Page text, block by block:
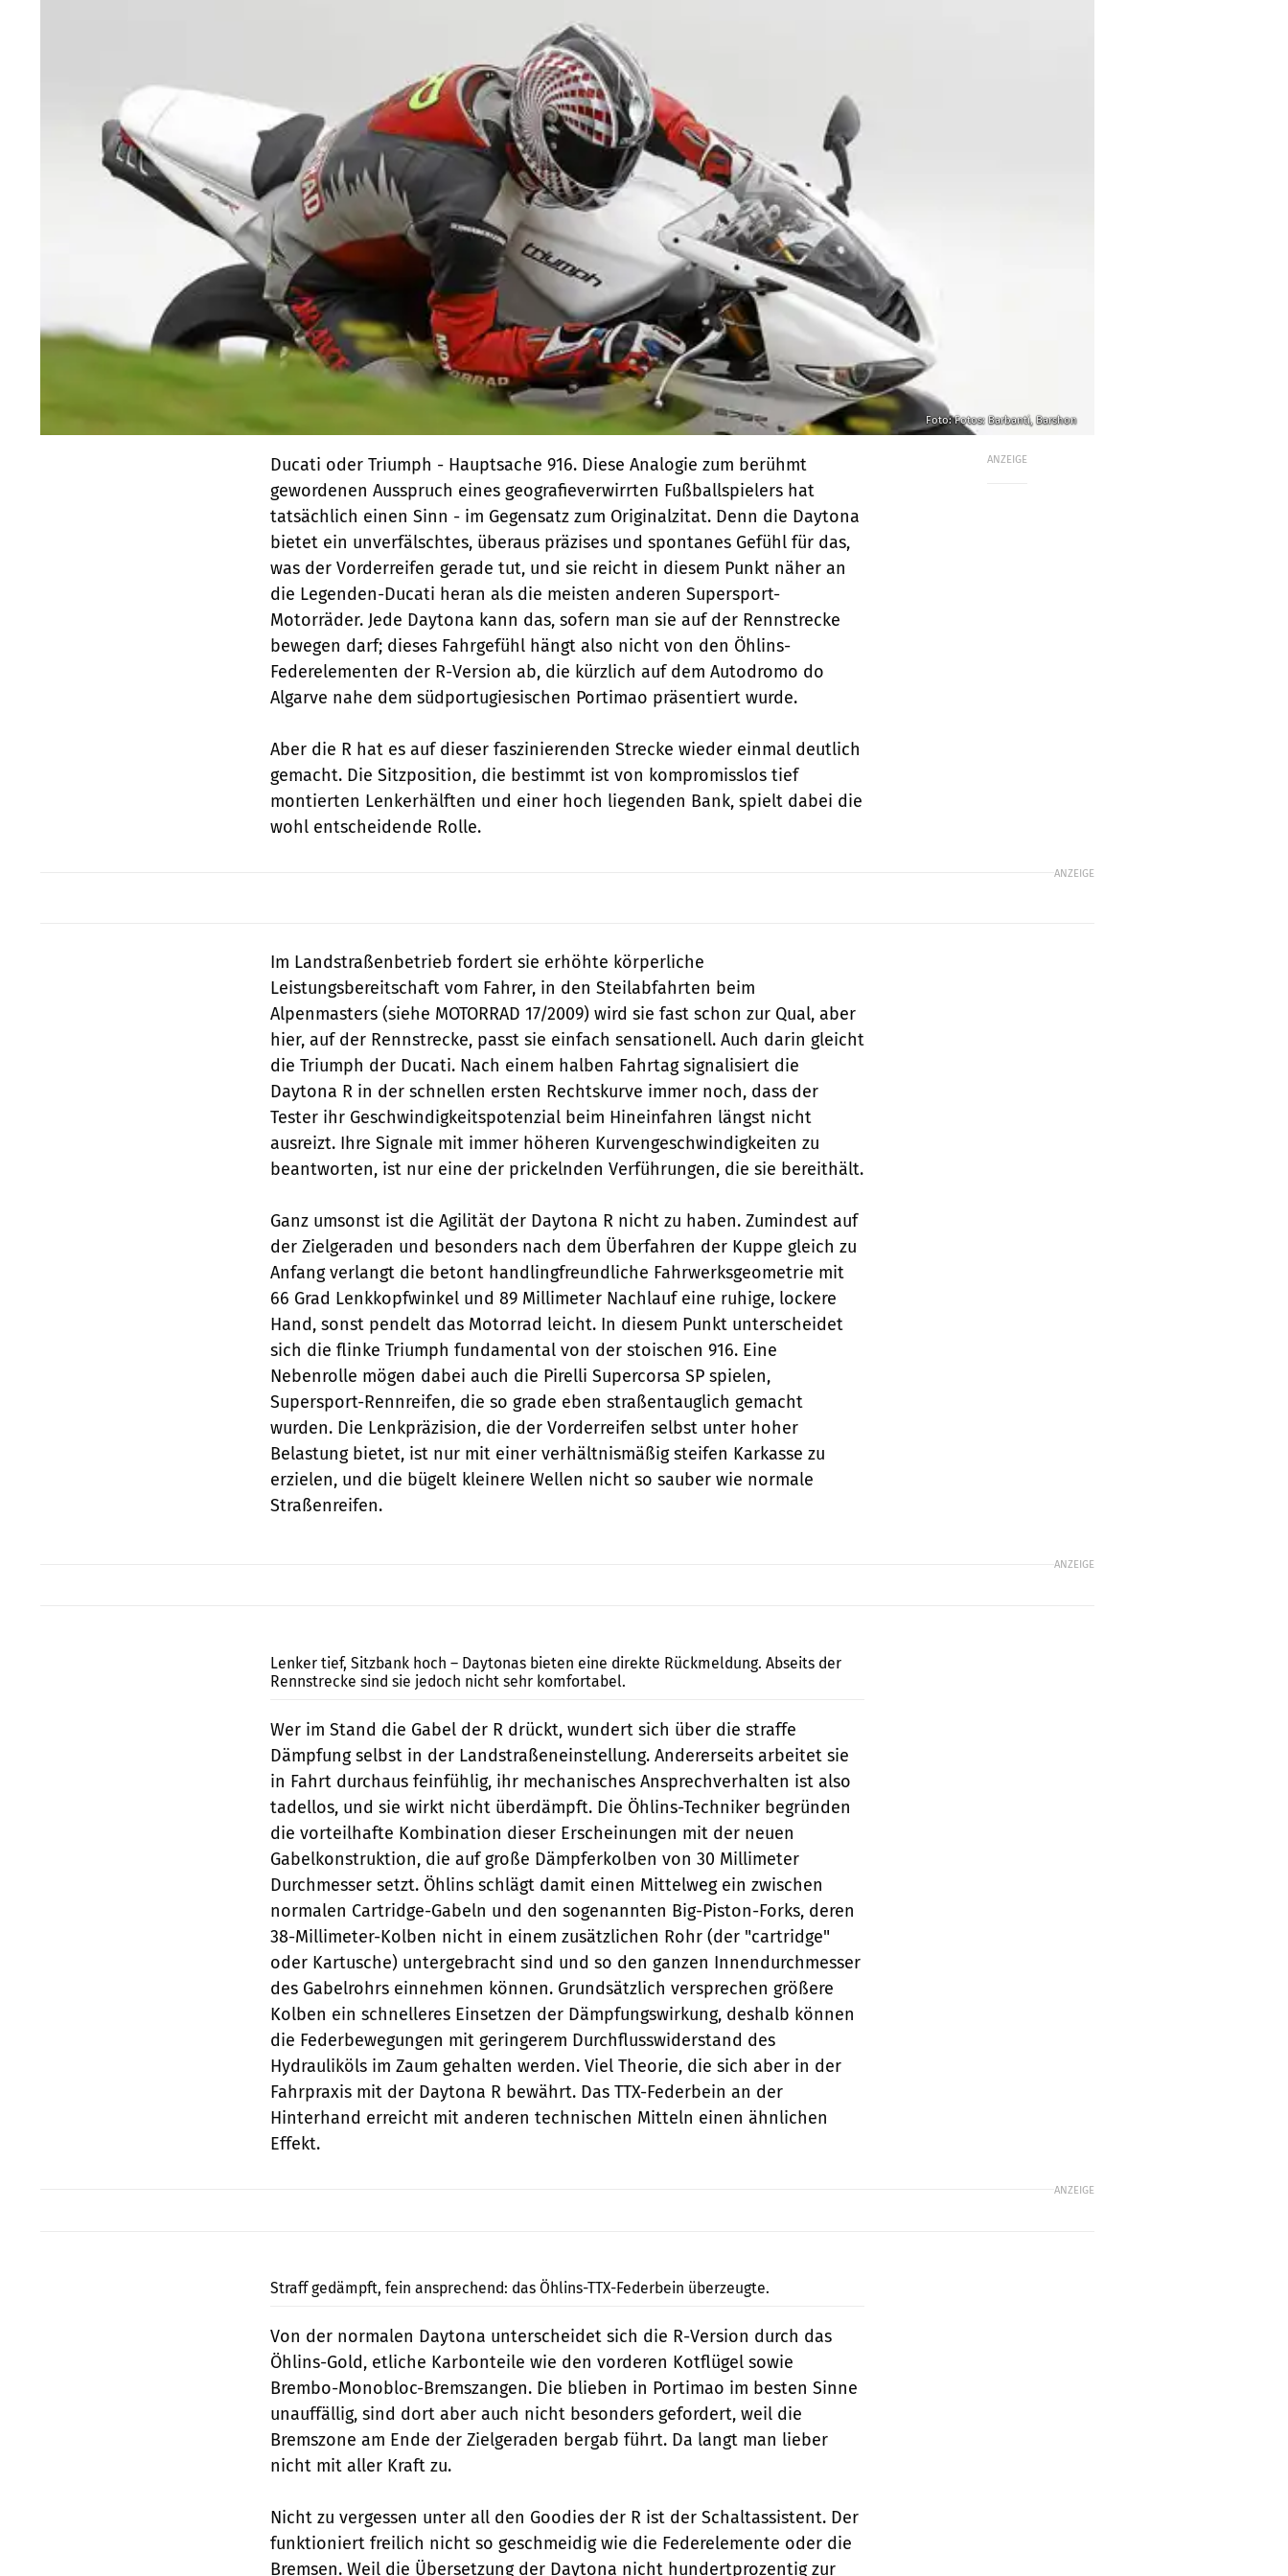
Foto: Fotos: Barbanti, Barshon
ANZEIGE
Ducati oder Triumph - Hauptsache 916. Diese Analogie zum berühmt
gewordenen Ausspruch eines geografieverwirrten Fußballspielers hat
tatsächlich einen Sinn - im Gegensatz zum Originalzitat. Denn die Daytona
bietet ein unverfälschtes, überaus präzises und spontanes Gefühl für das,
was der Vorderreifen gerade tut, und sie reicht in diesem Punkt näher an
die Legenden-Ducati heran als die meisten anderen Supersport-
Motorräder. Jede Daytona kann das, sofern man sie auf der Rennstrecke
bewegen darf; dieses Fahrgefühl hängt also nicht von den Öhlins-
Federelementen der R-Version ab, die kürzlich auf dem Autodromo do
Algarve nahe dem südportugiesischen Portimao präsentiert wurde.
Aber die R hat es auf dieser faszinierenden Strecke wieder einmal deutlich
gemacht. Die Sitzposition, die bestimmt ist von kompromisslos tief
montierten Lenkerhälften und einer hoch liegenden Bank, spielt dabei die
wohl entscheidende Rolle.
ANZEIGE
Im Landstraßenbetrieb fordert sie erhöhte körperliche
Leistungsbereitschaft vom Fahrer, in den Steilabfahrten beim
Alpenmasters (siehe MOTORRAD 17/2009) wird sie fast schon zur Qual, aber
hier, auf der Rennstrecke, passt sie einfach sensationell. Auch darin gleicht
die Triumph der Ducati. Nach einem halben Fahrtag signalisiert die
Daytona R in der schnellen ersten Rechtskurve immer noch, dass der
Tester ihr Geschwindigkeitspotenzial beim Hineinfahren längst nicht
ausreizt. Ihre Signale mit immer höheren Kurvengeschwindigkeiten zu
beantworten, ist nur eine der prickelnden Verführungen, die sie bereithält.
Ganz umsonst ist die Agilität der Daytona R nicht zu haben. Zumindest auf
der Zielgeraden und besonders nach dem Überfahren der Kuppe gleich zu
Anfang verlangt die betont handlingfreundliche Fahrwerksgeometrie mit
66 Grad Lenkkopfwinkel und 89 Millimeter Nachlauf eine ruhige, lockere
Hand, sonst pendelt das Motorrad leicht. In diesem Punkt unterscheidet
sich die flinke Triumph fundamental von der stoischen 916. Eine
Nebenrolle mögen dabei auch die Pirelli Supercorsa SP spielen,
Supersport-Rennreifen, die so grade eben straßentauglich gemacht
wurden. Die Lenkpräzision, die der Vorderreifen selbst unter hoher
Belastung bietet, ist nur mit einer verhältnismäßig steifen Karkasse zu
erzielen, und die bügelt kleinere Wellen nicht so sauber wie normale
Straßenreifen.
ANZEIGE
Lenker tief, Sitzbank hoch – Daytonas bieten eine direkte Rückmeldung. Abseits der
Rennstrecke sind sie jedoch nicht sehr komfortabel.
Wer im Stand die Gabel der R drückt, wundert sich über die straffe
Dämpfung selbst in der Landstraßeneinstellung. Andererseits arbeitet sie
in Fahrt durchaus feinfühlig, ihr mechanisches Ansprechverhalten ist also
tadellos, und sie wirkt nicht überdämpft. Die Öhlins-Techniker begründen
die vorteilhafte Kombination dieser Erscheinungen mit der neuen
Gabelkonstruktion, die auf große Dämpferkolben von 30 Millimeter
Durchmesser setzt. Öhlins schlägt damit einen Mittelweg ein zwischen
normalen Cartridge-Gabeln und den sogenannten Big-Piston-Forks, deren
38-Millimeter-Kolben nicht in einem zusätzlichen Rohr (der "cartridge"
oder Kartusche) untergebracht sind und so den ganzen Innendurchmesser
des Gabelrohrs einnehmen können. Grundsätzlich versprechen größere
Kolben ein schnelleres Einsetzen der Dämpfungswirkung, deshalb können
die Federbewegungen mit geringerem Durchflusswiderstand des
Hydrauliköls im Zaum gehalten werden. Viel Theorie, die sich aber in der
Fahrpraxis mit der Daytona R bewährt. Das TTX-Federbein an der
Hinterhand erreicht mit anderen technischen Mitteln einen ähnlichen
Effekt.
ANZEIGE
Straff gedämpft, fein ansprechend: das Öhlins-TTX-Federbein überzeugte.
Von der normalen Daytona unterscheidet sich die R-Version durch das
Öhlins-Gold, etliche Karbonteile wie den vorderen Kotflügel sowie
Brembo-Monobloc-Bremszangen. Die blieben in Portimao im besten Sinne
unauffällig, sind dort aber auch nicht besonders gefordert, weil die
Bremszone am Ende der Zielgeraden bergab führt. Da langt man lieber
nicht mit aller Kraft zu.
Nicht zu vergessen unter all den Goodies der R ist der Schaltassistent. Der
funktioniert freilich nicht so geschmeidig wie die Federelemente oder die
Bremsen. Weil die Übersetzung der Daytona nicht hundertprozentig zur